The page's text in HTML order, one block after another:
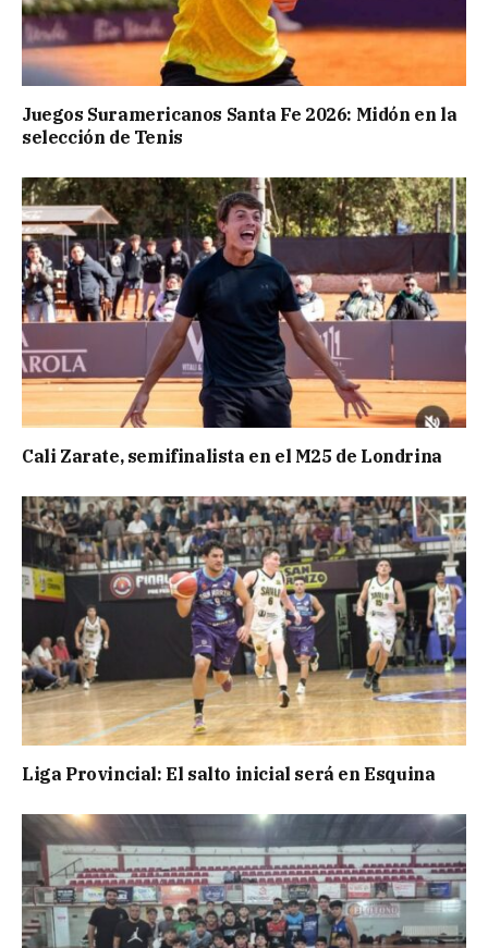
Juegos Suramericanos Santa Fe 2026: Midón en la
selección de Tenis
Cali Zarate, semifinalista en el M25 de Londrina
Liga Provincial: El salto inicial será en Esquina